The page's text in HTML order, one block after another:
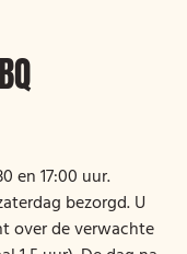
en 17:00 uur.
bezorgd. U
over de verwachte